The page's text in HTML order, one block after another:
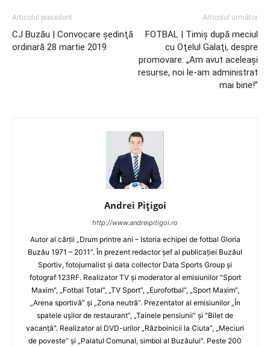
Articolul precedent
CJ Buzău | Convocare şedinţă
ordinară 28 martie 2019
Articolul următor
FOTBAL | Timiş după meciul
cu Oţelul Galaţi, despre
promovare: „Am avut aceleaşi
resurse, noi le-am administrat
mai bine!”
Andrei Pițigoi
http://www.andreipitigoi.ro
Autor al cărţii „Drum printre ani – Istoria echipei de fotbal Gloria
Buzău 1971 – 2011”. În prezent redactor şef al publicaţiei Buzăul
Sportiv, fotojurnalist şi data collector Data Sports Group şi
fotograf 123RF. Realizator TV şi moderator al emisiunilor "Sport
Maxim", „Fotbal Total”, „TV Sport”, „Eurofotbal”, „Sport Maxim”,
„Arena sportivă” şi „Zona neutră”. Prezentator al emisiunilor „În
spatele uşilor de restaurant”, „Tainele pensiunii” şi "Bilet de
vacanţă". Realizator al DVD-urilor „Războinicii la Ciuta”, „Meciuri
de poveste” şi „Palatul Comunal, simbol al Buzăului”. Peste 200